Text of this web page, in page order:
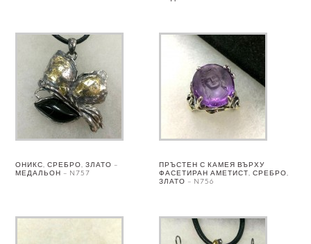
ОНИКС, СРЕБРО, ЗЛАТО –
МЕДАЛЬОН – N757
ПРЪСТЕН С КАМЕЯ ВЪРХУ
ФАСЕТИРАН АМЕТИСТ, СРЕБРО,
ЗЛАТО – N756